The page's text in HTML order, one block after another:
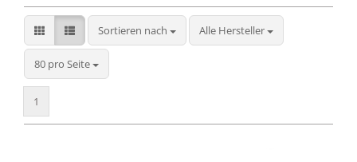
Sortieren nach
Sortieren nach Alle Hersteller
80 pro Seite
pro Seite
1